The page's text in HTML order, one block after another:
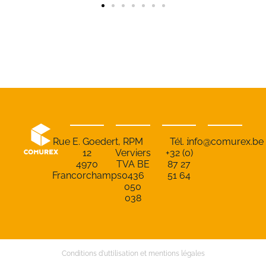
Rue E. Goedert,
12
4970
Francorchamps
RPM
Verviers
TVA BE
0436
050
038
Tél. :
+32 (0)
87 27
51 64
info@comurex.be
Conditions d'uttilisation et mentions légales